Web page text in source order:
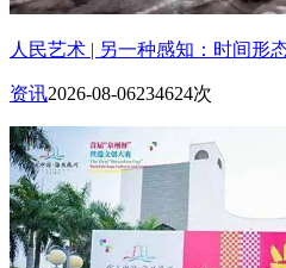
人民艺术 | 另一种感知：时间形
资讯2026-08-06234624次